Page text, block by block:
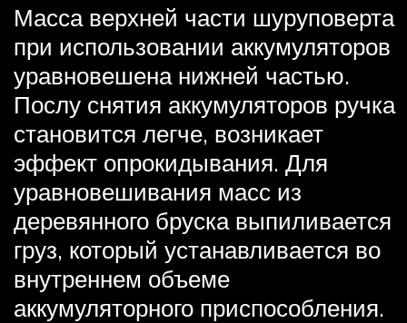
Масса верхней части шуруповерта
при использовании аккумуляторов
уравновешена нижней частью.
Послу снятия аккумуляторов ручка
становится легче, возникает
эффект опрокидывания. Для
уравновешивания масс из
деревянного бруска выпиливается
груз, который устанавливается во
внутреннем объеме
аккумуляторного приспособления.